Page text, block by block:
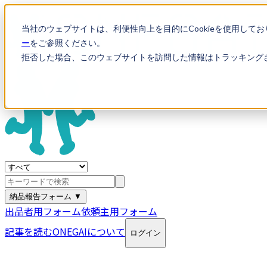
当社のウェブサイトは、利便性向上を目的にCookieを使用して
ーをご参照ください。
拒否した場合、このウェブサイトを訪問した情報はトラッキング
納品報告フォーム ▼
出品者用フォーム依頼主用フォーム
記事を読むONEGAIについて ログイン